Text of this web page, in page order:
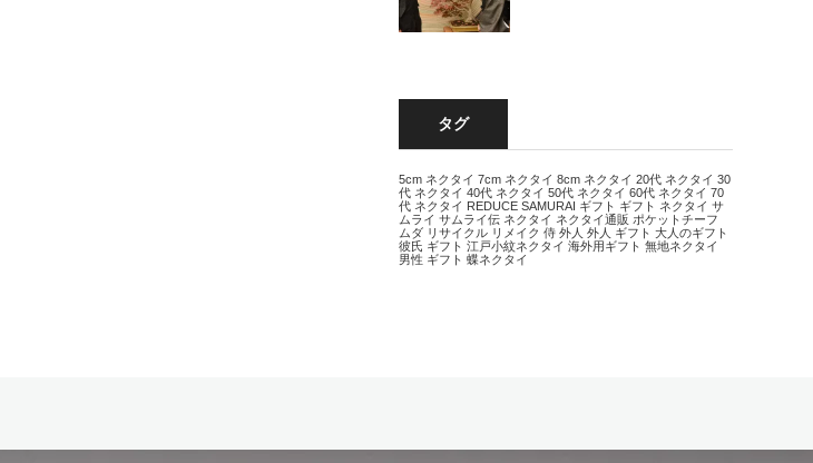
タグ
5cm ネクタイ 7cm ネクタイ 8cm ネクタイ 20代 ネクタイ 30
代 ネクタイ 40代 ネクタイ 50代 ネクタイ 60代 ネクタイ 70
代 ネクタイ REDUCE SAMURAI ギフト ギフト ネクタイ サ
ムライ サムライ伝 ネクタイ ネクタイ通販 ポケットチーフ
ムダ リサイクル リメイク 侍 外人 外人 ギフト 大人のギフト
彼氏 ギフト 江戸小紋ネクタイ 海外用ギフト 無地ネクタイ
男性 ギフト 蝶ネクタイ